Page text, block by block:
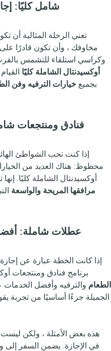
شامل كليًا:
تعني الرحلة المثالية أن
مخاوفك ، وأن تكون قادرًا
وكراسي استلقاء للتشمس
أوكسيدنتال الشاملة كليًا
بجميع خيارات الترفيه وفن
فنادق ومنتجعات
إذا كنت تحب الشواطئ
محظوظ: هناك العديد من
أوكسيدنتال الشاملة كليًا.
مرافقها المريحة والواسعة
عطلات شاملة:
إذا كانت الخطة عبارة عن
برنامج فنادق ومنتجعات
الطعام والترفيه وأفضل
الجميلة جزءًا أساسيًا من تجربة
هذه بعض الأمثلة ، ولكن ليست
في الإجازة. يضمن السفر إلى